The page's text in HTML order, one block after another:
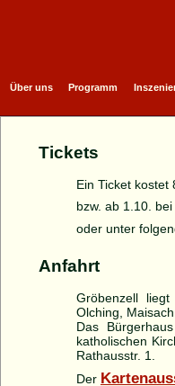
Über uns Programm
Tickets
Ein Ticket kostet
bzw. ab 1.10.
oder unter
Anfahrt
Gröbenzell
Olching,
Das
katholischen
Rathausstr. 1.
Der